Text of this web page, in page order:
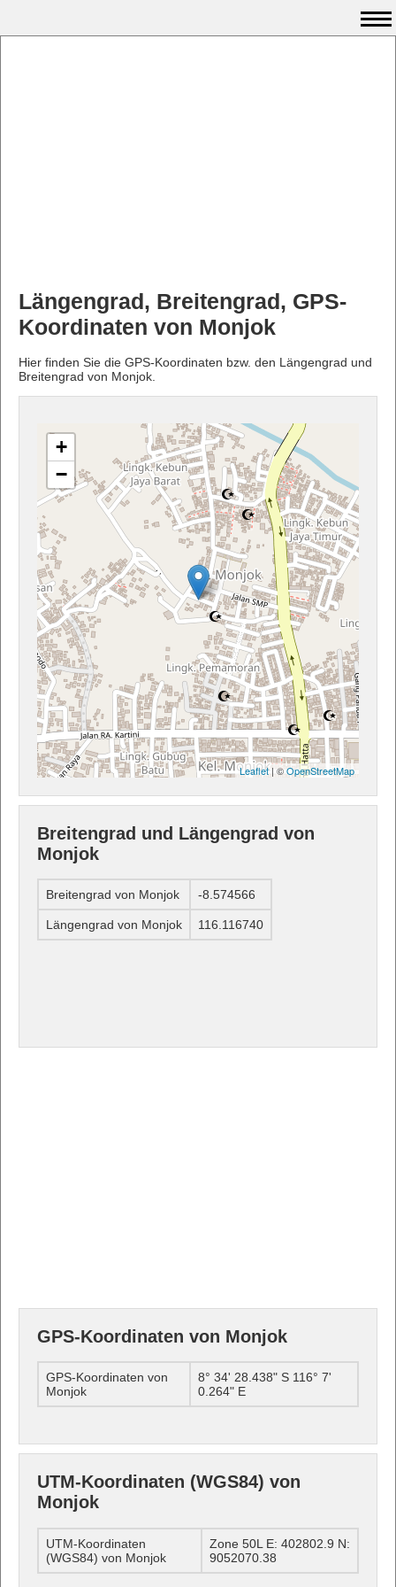
Längengrad, Breitengrad, GPS-
Koordinaten von Monjok
Hier finden Sie die GPS-Koordinaten bzw. den Längengrad und
Breitengrad von Monjok.
+
−
Leaflet| ©OpenStreetMap
Breitengrad und Längengrad von
Monjok
Breitengrad von Monjok -8.574566
Längengrad von Monjok 116.116740
GPS-Koordinaten von Monjok
GPS-Koordinaten von
Monjok
8° 34' 28.438" S 116° 7'
0.264" E
UTM-Koordinaten (WGS84) von
Monjok
UTM-Koordinaten
(WGS84) von Monjok
Zone 50L E: 402802.9 N:
9052070.38